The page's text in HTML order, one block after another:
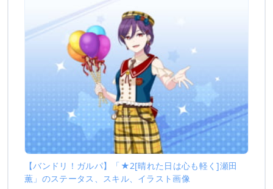
【バンドリ！ガルパ】「★2[晴れた日は心も軽く]瀬田
薫」のステータス、スキル、イラスト画像